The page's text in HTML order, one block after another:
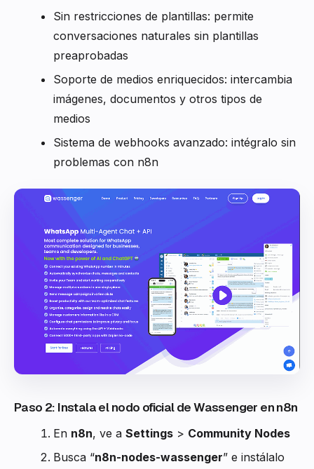
Sin restricciones de plantillas: permite
conversaciones naturales sin plantillas
preaprobadas
Soporte de medios enriquecidos: intercambia
imágenes, documentos y otros tipos de
medios
Sistema de webhooks avanzado: intégralo sin
problemas con n8n
Paso 2: Instala el nodo oficial de Wassenger en n8n
En n8n, ve a Settings > Community Nodes
Busca “n8n-nodes-wassenger” e instálalo